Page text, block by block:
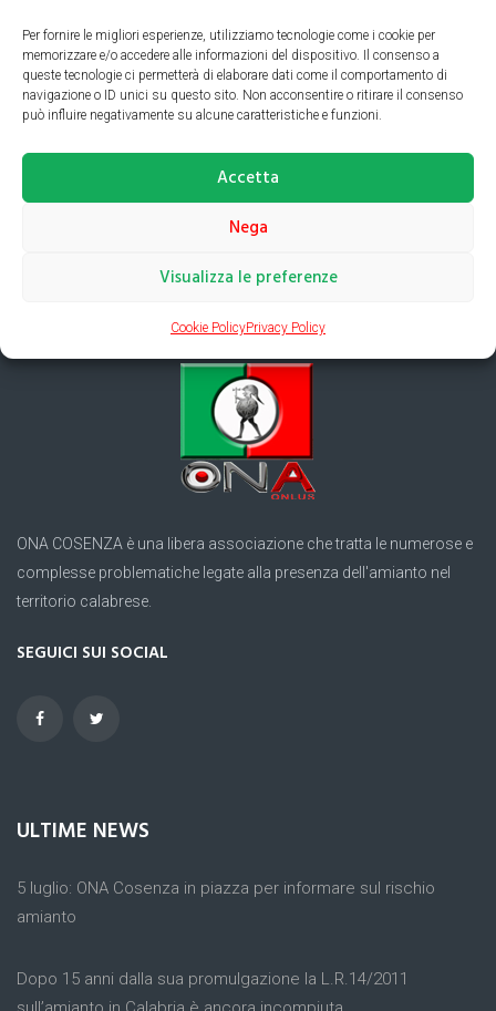
Per fornire le migliori esperienze, utilizziamo tecnologie come i cookie per
memorizzare e/o accedere alle informazioni del dispositivo. Il consenso a
queste tecnologie ci permetterà di elaborare dati come il comportamento di
navigazione o ID unici su questo sito. Non acconsentire o ritirare il consenso
può influire negativamente su alcune caratteristiche e funzioni.
Accetta
Nega
Visualizza le preferenze
Cookie PolicyPrivacy Policy
Prev Page Next Page
ONA COSENZA è una libera associazione che tratta le numerose e
complesse problematiche legate alla presenza dell'amianto nel
territorio calabrese.
SEGUICI SUI SOCIAL
ULTIME NEWS
5 luglio: ONA Cosenza in piazza per informare sul rischio
amianto
Dopo 15 anni dalla sua promulgazione la L.R.14/2011